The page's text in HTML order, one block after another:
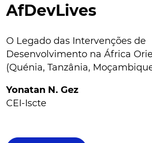
AfDevLives
O Legado das Intervenções de
Desenvolvimento na África
(Quénia, Tanzânia,
Yonatan N. Gez
CEI-Iscte